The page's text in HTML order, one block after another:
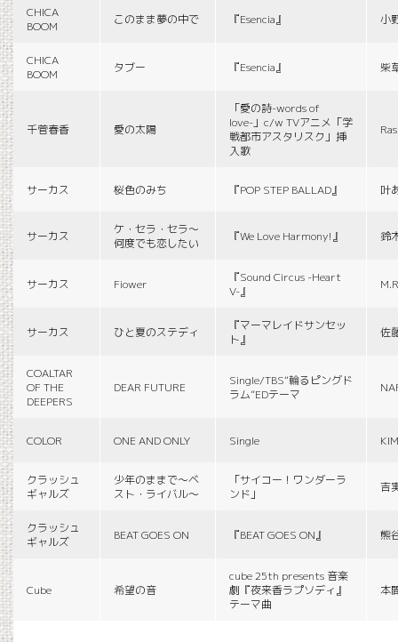
CHICA
BOOM
このまま夢の中で 『Esencia』 小
CHICA
BOOM
タブー 『Esencia』 柴
千菅春香 愛の太陽
「愛の詩-words of
love-」c/w TVアニメ「学
戦都市アスタリスク」挿
入歌
サーカス 桜色のみち 『POP STEP BALLAD』 叶
サーカス
ケ・セラ・セラ〜
何度でも恋したい
『We Love Harmony!』 鈴
サーカス Fiower
『Sound Circus -Heart
V-』
サーカス ひと夏のステディ
『マーマレイドサンセッ
ト』
佐
COALTAR
OF THE
DEEPERS
DEAR FUTURE
Single/TBS“輪るピングド
ラム”EDテーマ
COLOR ONE AND ONLY Single
クラッシュ
ギャルズ
少年のままで〜ベ
スト・ライバル〜
「サイコー！ワンダーラ
ンド」
吉
クラッシュ
ギャルズ
BEAT GOES ON 『BEAT GOES ON』 熊
Cube 希望の音
cube 25th presents 音楽
劇『夜来香ラプソディ』
テーマ曲
本